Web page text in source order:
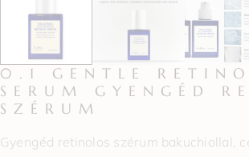
0.1 GENTLE
SERUM GYENGÉD
SZÉRUM
Gyengéd retinolos szérum bakuchiollal,